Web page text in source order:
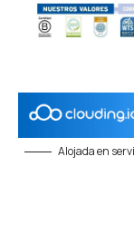
Alojada en